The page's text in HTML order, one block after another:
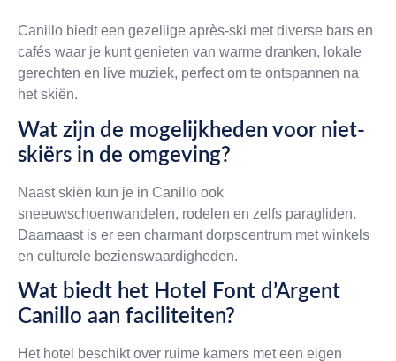
Canillo biedt een gezellige après-ski met diverse bars en
cafés waar je kunt genieten van warme dranken, lokale
gerechten en live muziek, perfect om te ontspannen na
het skiën.
Wat zijn de mogelijkheden voor niet-
skiërs in de omgeving?
Naast skiën kun je in Canillo ook
sneeuwschoenwandelen, rodelen en zelfs paragliden.
Daarnaast is er een charmant dorpscentrum met winkels
en culturele bezienswaardigheden.
Wat biedt het Hotel Font d’Argent
Canillo aan faciliteiten?
Het hotel beschikt over ruime kamers met een eigen